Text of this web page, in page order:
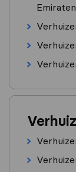
Emiraten